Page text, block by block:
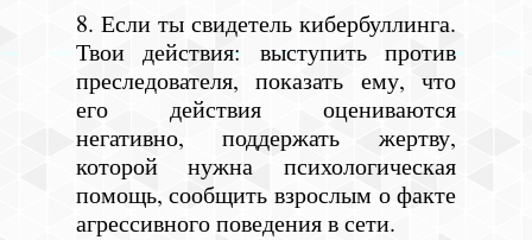
8. Если ты свидетель кибербуллинга.
Твои действия: выступить против
преследователя, показать ему, что
его действия оцениваются
негативно, поддержать жертву,
которой нужна психологическая
помощь, сообщить взрослым о факте
агрессивного поведения в сети.